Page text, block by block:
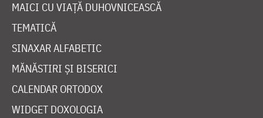
MAICI CU VIAȚĂ DUHOVNICEASCĂ
TEMATICĂ
SINAXAR ALFABETIC
MĂNĂSTIRI ȘI BISERICI
CALENDAR ORTODOX
WIDGET DOXOLOGIA